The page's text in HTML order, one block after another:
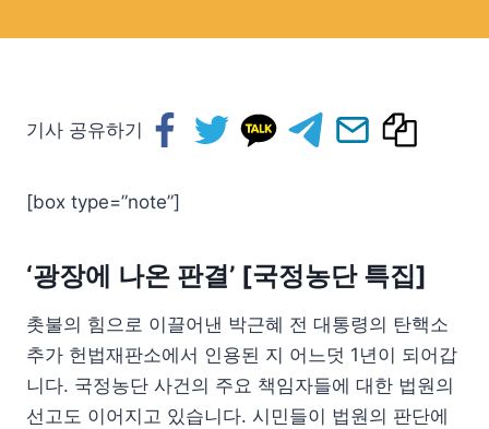
기사 공유하기
[box type=”note”]
‘광장에 나온 판결’ [국정농단 특집]
촛불의 힘으로 이끌어낸 박근혜 전 대통령의 탄핵소
추가 헌법재판소에서 인용된 지 어느덧 1년이 되어갑
니다. 국정농단 사건의 주요 책임자들에 대한 법원의
선고도 이어지고 있습니다. 시민들이 법원의 판단에